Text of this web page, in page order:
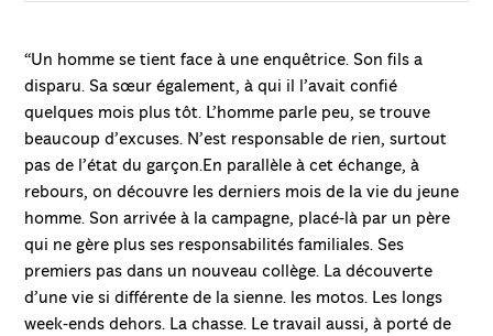
“Un homme se tient face à une enquêtrice. Son fils a
disparu. Sa sœur également, à qui il l’avait confié
quelques mois plus tôt. L’homme parle peu, se trouve
beaucoup d’excuses. N’est responsable de rien, surtout
pas de l’état du garçon.En parallèle à cet échange, à
rebours, on découvre les derniers mois de la vie du jeune
homme. Son arrivée à la campagne, placé-là par un père
qui ne gère plus ses responsabilités familiales. Ses
premiers pas dans un nouveau collège. La découverte
d’une vie si différente de la sienne. les motos. Les longs
week-ends dehors. La chasse. Le travail aussi, à porté de